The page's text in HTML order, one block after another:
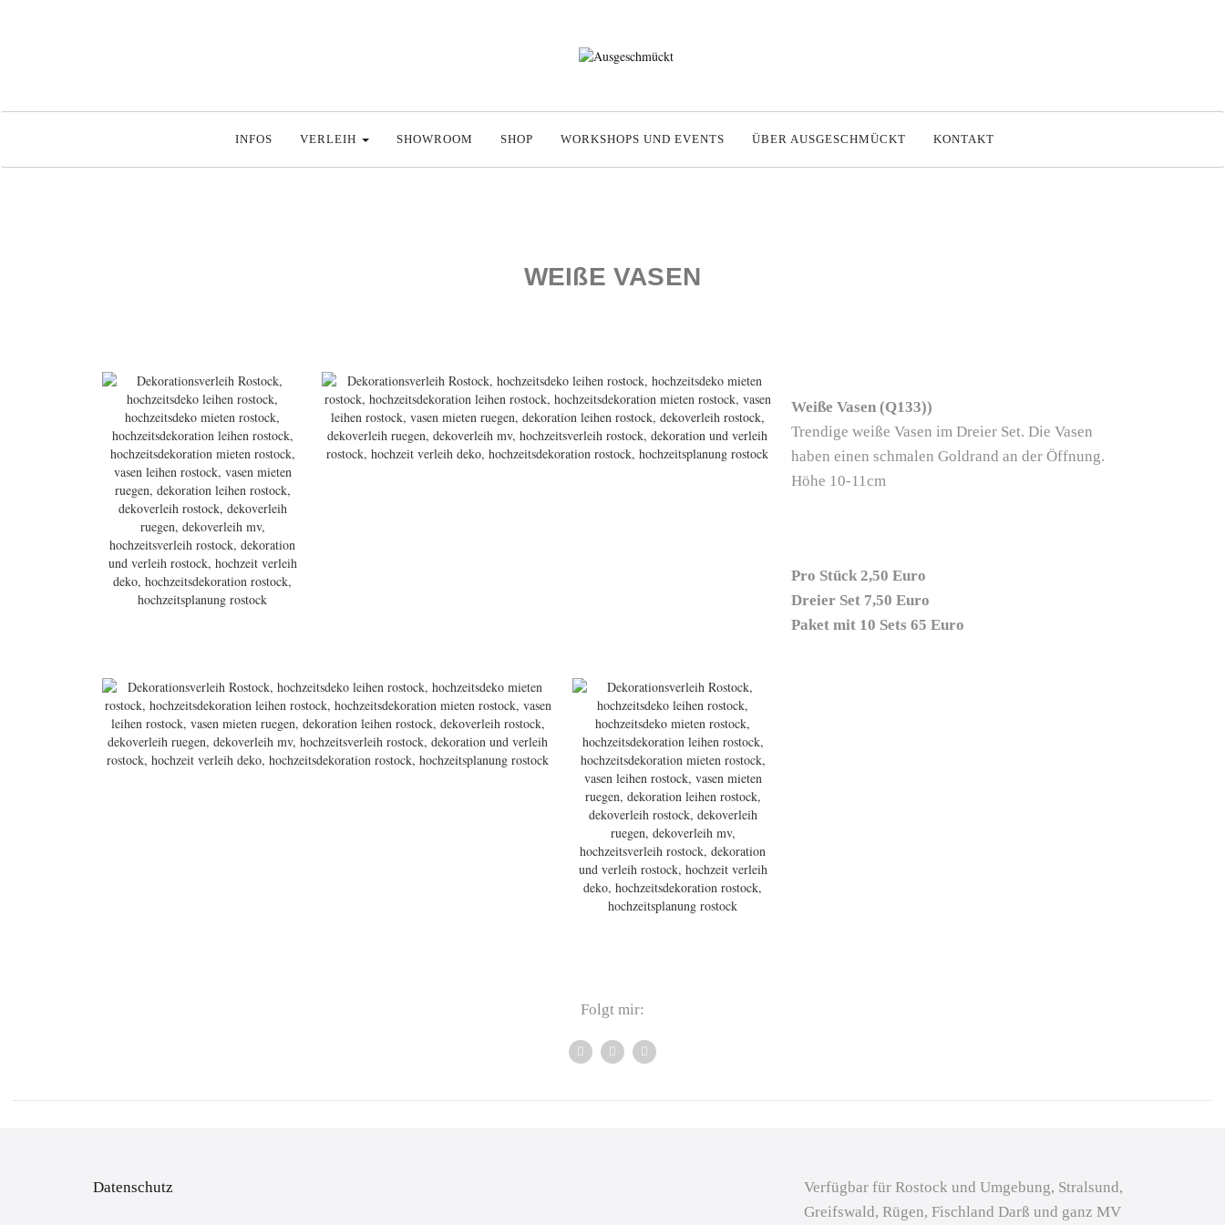
INFOS VERLEIH SHOWROOM SHOP WORKSHOPS UND EVENTS ÜBER AUSGESCHMÜCKT KONTAKT
WEIßE VASEN
Weiße Vasen (Q133))
Trendige weiße Vasen im Dreier Set. Die Vasen
haben einen schmalen Goldrand an der Öffnung.
Höhe 10-11cm
Pro Stück 2,50 Euro
Dreier Set 7,50 Euro
Paket mit 10 Sets 65 Euro
Folgt mir:
Datenschutz
Verfügbar für Rostock und Umgebung, Stralsund,
Greifswald, Rügen, Fischland Darß und ganz MV